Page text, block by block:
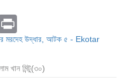
খান মিন্টু(৩০)